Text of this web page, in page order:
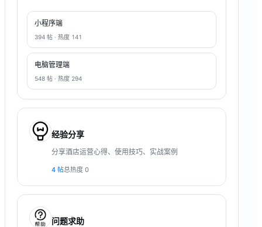
小程序端
394 帖 · 热度 141
电脑管理端
548 帖 · 热度 294
经验分享
分享酒店运营心得、使用技巧、实战案例
4 帖总热度 0
问题求助